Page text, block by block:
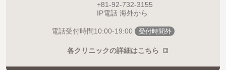
+81-92-732-3155
IP電話 海外から
電話受付時間10:00-19:00 受付時間外
各クリニックの詳細はこちら